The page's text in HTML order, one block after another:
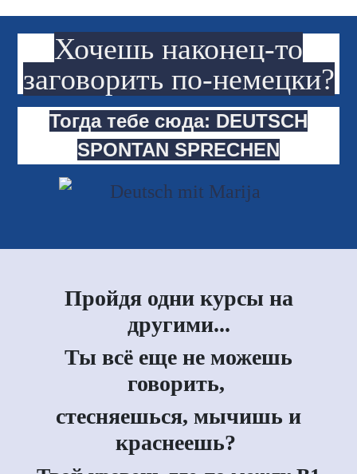
Хочешь наконец-то
заговорить по-немецки?
Тогда тебе сюда: DEUTSCH
SPONTAN SPRECHEN
Пройдя одни курсы на
другими...
Ты всё еще не можешь
говорить,
стесняешься, мычишь и
краснеешь?